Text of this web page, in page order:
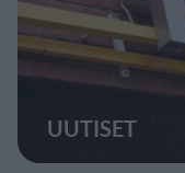
UUTISET